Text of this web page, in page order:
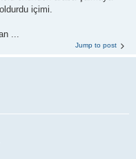
içimi.
...
Jump to post